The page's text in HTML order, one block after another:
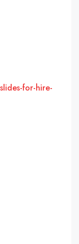
for-hire-